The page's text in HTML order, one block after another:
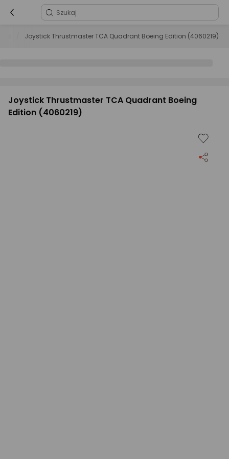
Joystick Thrustmaster TCA Quadrant Boeing Edition (4060219)
Joystick Thrustmaster TCA Quadrant Boeing
Edition (4060219)